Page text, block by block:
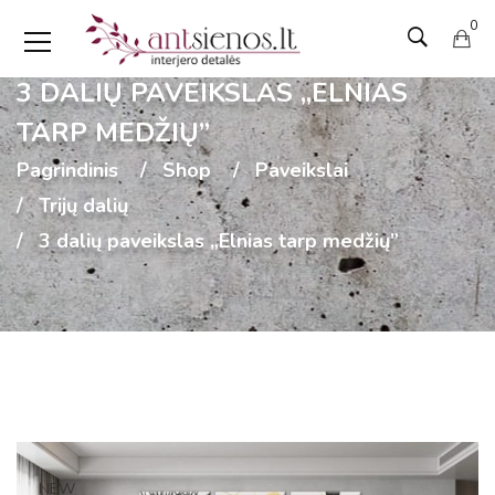
0
3 DALIŲ PAVEIKSLAS „ELNIAS
TARP MEDŽIŲ”
Pagrindinis Shop
Paveikslai
Trijų dalių
3 dalių paveikslas „Elnias tarp medžių”
NEW